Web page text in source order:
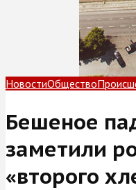
НовостиОбщество
Бешеное
заметили
«второго